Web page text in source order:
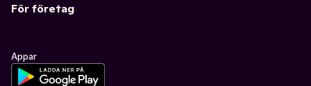
För företag
Appar